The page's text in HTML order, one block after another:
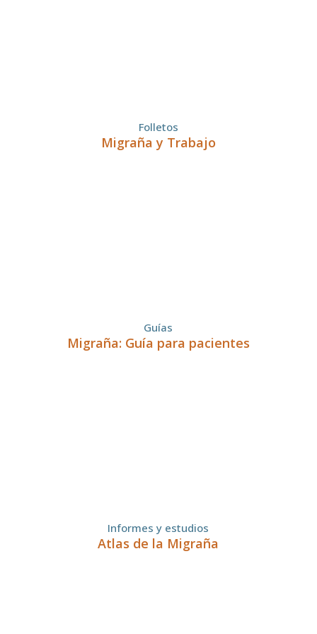
Folletos
Migraña y Trabajo
Guías
Migraña: Guía para pacientes
Informes y estudios
Atlas de la Migraña